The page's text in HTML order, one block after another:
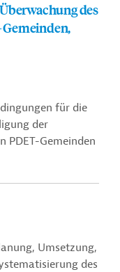
des
für die
der
PDET-Gemeinden
Umsetzung,
des